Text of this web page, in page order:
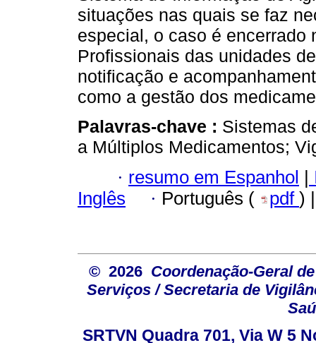
situações nas quais se faz
especial, o caso é encerrado
Profissionais das unidades
notificação e
como a gestão dos
Palavras-chave : Sistemas
a Múltiplos Medicamentos;
· resumo em Espanhol |
Inglês
· Português ( pdf )
© 2026 Coordenação-Geral
Serviços / Secretaria de
SRTVN Quadra 701, Via W 5